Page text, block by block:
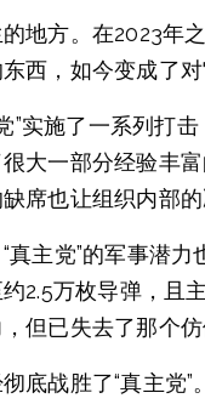
地方。在2023年
西，如今变成了对
”实施了一系列打
大一部分经验丰
席也让组织内部的
真主党”的军事潜
2.5万枚导弹，且
但已失去了那个
底战胜了“真主党